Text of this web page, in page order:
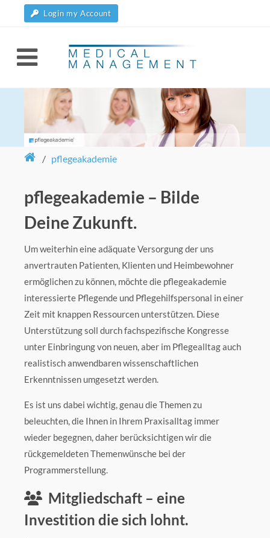
Login my Account
/ pflegeakademie
pflegeakademie – Bilde
Deine Zukunft.
Um weiterhin eine adäquate Versorgung der uns
anvertrauten Patienten, Klienten und Heimbewohner
ermöglichen zu können, möchte die pflegeakademie
interessierte Pflegende und Pflegehilfspersonal in einer
Zeit mit knappen Ressourcen unterstützen. Diese
Unterstützung soll durch fachspezifische Kongresse
unter Einbringung von neuen, aber im Pflegealltag auch
realistisch anwendbaren wissenschaftlichen
Erkenntnissen umgesetzt werden.
Es ist uns dabei wichtig, genau die Themen zu
beleuchten, die Ihnen in Ihrem Praxisalltag immer
wieder begegnen, daher berücksichtigen wir die
rückgemeldeten Themenwünsche bei der
Programmerstellung.
Mitgliedschaft – eine
Investition die sich lohnt.